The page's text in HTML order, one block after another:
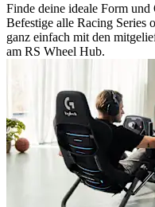
Finde deine ideale Form und
Befestige alle Racing
ganz einfach mit den
am RS Wheel Hub.